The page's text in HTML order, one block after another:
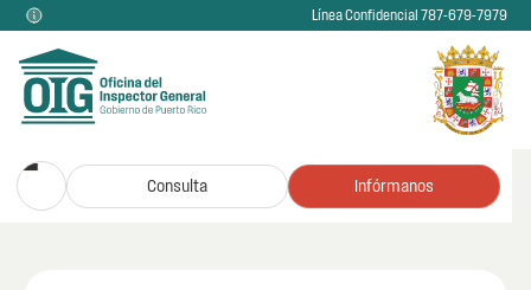
Línea Confidencial 787-679-7979
Consulta Infórmanos